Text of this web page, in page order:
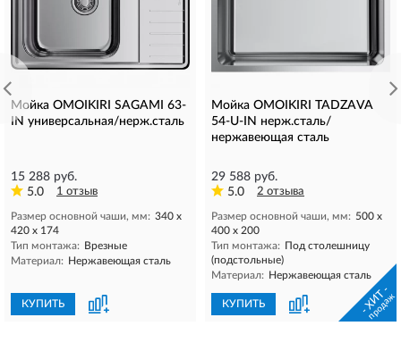
Мойка OMOIKIRI SAGAMI 63-
IN универсальная/нерж.сталь
15 288 руб.
5.0
1 отзыв
Размер основной чаши, мм: 340 х
420 х 174
Тип монтажа: Врезные
Материал: Нержавеющая сталь
КУПИТЬ
Мойка OMOIKIRI TADZAVA
54-U-IN нерж.сталь/
нержавеющая сталь
29 588 руб.
5.0
2 отзыва
Размер основной чаши, мм: 500 х
400 х 200
Тип монтажа: Под столешницу
(подстольные)
Материал: Нержавеющая сталь
КУПИТЬ - ХИТ -
продаж